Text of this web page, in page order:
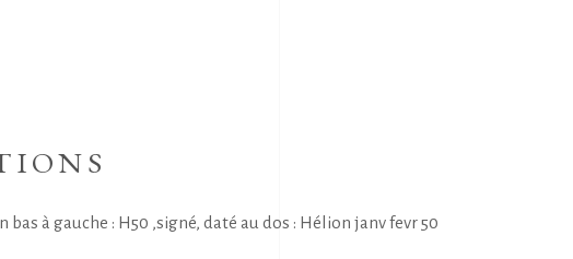
bas à gauche : H50 ,signé, daté au dos : Hélion janv fevr 50